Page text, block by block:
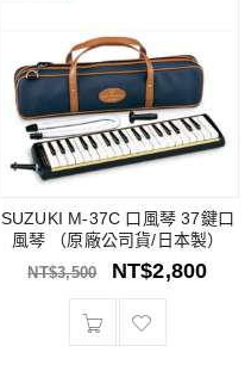
SUZUKI M-37C 口風琴 37鍵口
風琴 （原廠公司貨/日本製）
NT$3,500 NT$2,800